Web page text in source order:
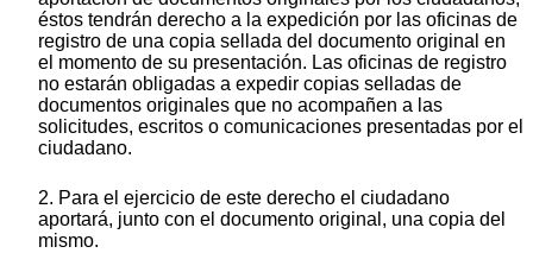
éstos tendrán derecho a la expedición por las oficinas de
registro de una copia sellada del documento original en
el momento de su presentación. Las oficinas de registro
no estarán obligadas a expedir copias selladas de
documentos originales que no acompañen a las
solicitudes, escritos o comunicaciones presentadas por el
ciudadano.
2. Para el ejercicio de este derecho el ciudadano
aportará, junto con el documento original, una copia del
mismo.